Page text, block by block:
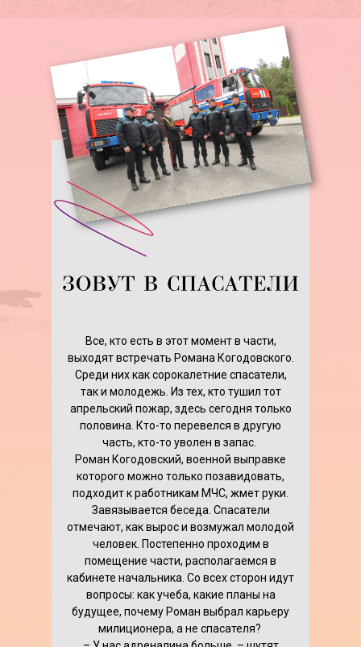
Все, кто есть в этот момент в части,
выходят встречать Романа Когодовского.
Среди них как сорокалетние спасатели,
так и молодежь. Из тех, кто тушил тот
апрельский пожар, здесь сегодня только
половина. Кто-то перевелся в другую
часть, кто-то уволен в запас.
Роман Когодовский, военной выправке
которого можно только позавидовать,
подходит к работникам МЧС, жмет руки.
Завязывается беседа. Спасатели
отмечают, как вырос и возмужал молодой
человек. Постепенно проходим в
помещение части, располагаемся в
кабинете начальника. Со всех сторон идут
вопросы: как учеба, какие планы на
будущее, почему Роман выбрал карьеру
милиционера, а не спасателя?